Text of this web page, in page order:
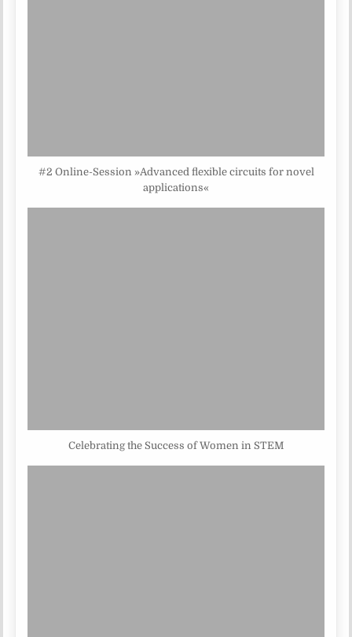
#2 Online-Session »Advanced flexible circuits for novel
applications«
Celebrating the Success of Women in STEM